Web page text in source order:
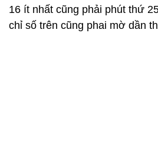
16 ít nhất cũng phải phút thứ
chỉ số trên cũng phai mờ dần